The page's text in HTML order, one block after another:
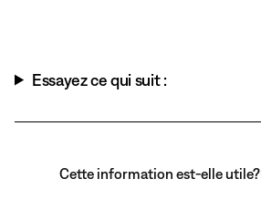
Essayez ce qui suit :
Cette information est-elle utile?